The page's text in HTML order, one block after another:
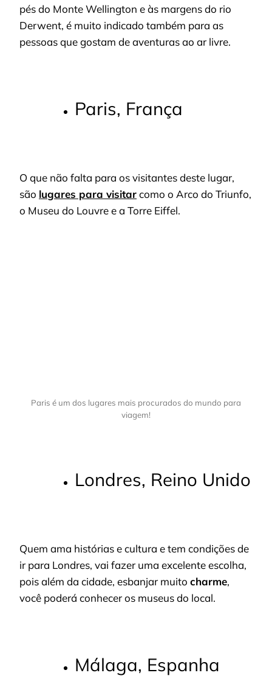
pés do Monte Wellington e às margens do rio
Derwent, é muito indicado também para as
pessoas que gostam de aventuras ao ar livre.
Paris, França
O que não falta para os visitantes deste lugar,
são lugares para visitarcomo o Arco do Triunfo,
o Museu do Louvre e a Torre Eiffel.
Paris é um dos lugares mais procurados do mundo para
viagem!
Londres, Reino Unido
Quem ama histórias e cultura e tem condições de
ir para Londres, vai fazer uma excelente escolha,
pois além da cidade, esbanjar muito charme,
você poderá conhecer os museus do local.
Málaga, Espanha